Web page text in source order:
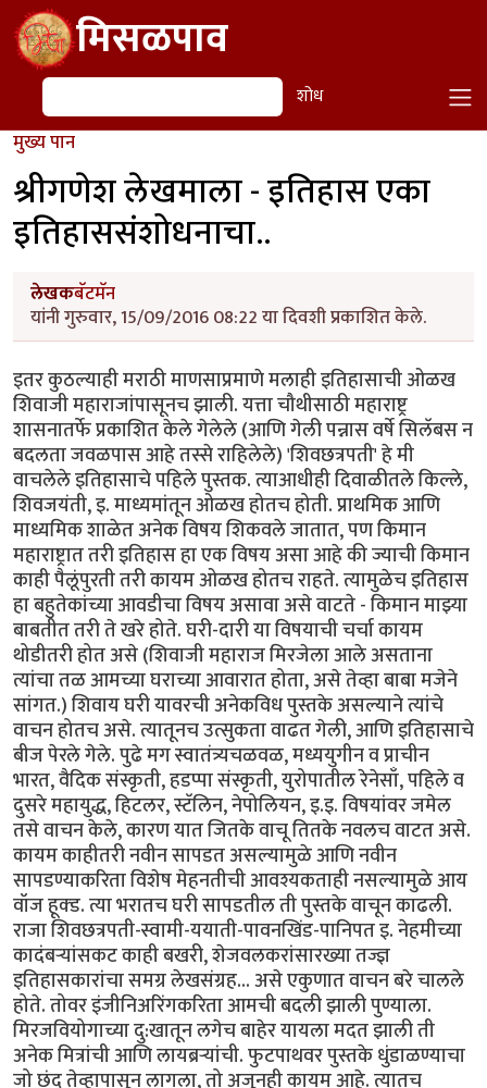
Skip to main contentमिसळपाव
शोध शोध
मुख्य पान
श्रीगणेश लेखमाला - इतिहास एका
इतिहाससंशोधनाचा..
लेखकबॅटमॅन
यांनी गुरुवार, 15/09/2016 08:22 या दिवशी प्रकाशित केले.
इतर कुठल्याही मराठी माणसाप्रमाणे मलाही इतिहासाची ओळख
शिवाजी महाराजांपासूनच झाली. यत्ता चौथीसाठी महाराष्ट्र
शासनातर्फे प्रकाशित केले गेलेले (आणि गेली पन्नास वर्षे सिलॅबस न
बदलता जवळपास आहे तस्से राहिलेले) 'शिवछत्रपती' हे मी
वाचलेले इतिहासाचे पहिले पुस्तक. त्याआधीही दिवाळीतले किल्ले,
शिवजयंती, इ. माध्यमांतून ओळख होतच होती. प्राथमिक आणि
माध्यमिक शाळेत अनेक विषय शिकवले जातात, पण किमान
महाराष्ट्रात तरी इतिहास हा एक विषय असा आहे की ज्याची किमान
काही पैलूंपुरती तरी कायम ओळख होतच राहते. त्यामुळेच इतिहास
हा बहुतेकांच्या आवडीचा विषय असावा असे वाटते - किमान माझ्या
बाबतीत तरी ते खरे होते. घरी-दारी या विषयाची चर्चा कायम
थोडीतरी होत असे (शिवाजी महाराज मिरजेला आले असताना
त्यांचा तळ आमच्या घराच्या आवारात होता, असे तेव्हा बाबा मजेने
सांगत.) शिवाय घरी यावरची अनेकविध पुस्तके असल्याने त्यांचे
वाचन होतच असे. त्यातूनच उत्सुकता वाढत गेली, आणि इतिहासाचे
बीज पेरले गेले. पुढे मग स्वातंत्र्यचळवळ, मध्ययुगीन व प्राचीन
भारत, वैदिक संस्कृती, हडप्पा संस्कृती, युरोपातील रेनेसाँ, पहिले व
दुसरे महायुद्ध, हिटलर, स्टॅलिन, नेपोलियन, इ.इ. विषयांवर जमेल
तसे वाचन केले, कारण यात जितके वाचू तितके नवलच वाटत असे.
कायम काहीतरी नवीन सापडत असल्यामुळे आणि नवीन
सापडण्याकरिता विशेष मेहनतीची आवश्यकताही नसल्यामुळे आय
वॉज हूक्ड. त्या भरातच घरी सापडतील ती पुस्तके वाचून काढली.
राजा शिवछत्रपती-स्वामी-ययाती-पावनखिंड-पानिपत इ. नेहमीच्या
कादंबर्‍यांसकट काही बखरी, शेजवलकरांसारख्या तज्ज्ञ
इतिहासकारांचा समग्र लेखसंग्रह... असे एकुणात वाचन बरे चालले
होते. तोवर इंजीनिअरिंगकरिता आमची बदली झाली पुण्याला.
मिरजवियोगाच्या दु:खातून लगेच बाहेर यायला मदत झाली ती
अनेक मित्रांची आणि लायब्रर्‍यांची. फुटपाथवर पुस्तके धुंडाळण्याचा
जो छंद तेव्हापासून लागला, तो अजूनही कायम आहे. त्यातच